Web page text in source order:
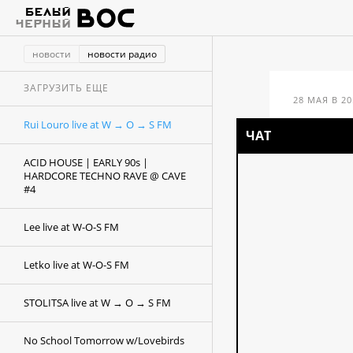
ЧАТ
новости новости радио
ЗАГРУЗИТЬ ЕЩЕ
Rui Louro live at W → O → S FM
ACID HOUSE | EARLY 90s |
HARDCORE TECHNO RAVE @ CAVE
#4
Lee live at W-O-S FM
Letko live at W-O-S FM
STOLITSA live at W → O → S FM
No School Tomorrow w/Lovebirds
28 МАЯ В